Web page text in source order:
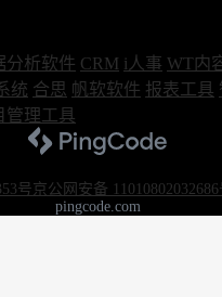
分析软件 CRM i人事 WT内
统 合思 帆软软件 报表工具
管理工具
号京公网安备 11010802032686
pingcode.com